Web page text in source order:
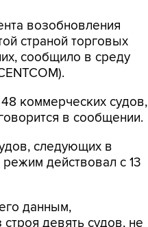
возобновления
страной торговых
сообщило в среду
коммерческих судов,
в сообщении.
следующих в
действовал с 13
данным,
девять судов, не